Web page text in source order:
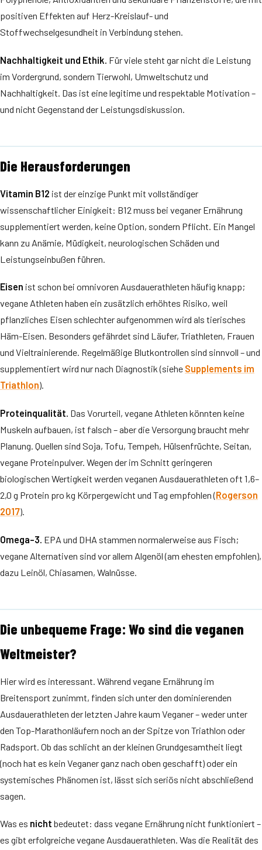
positiven Effekten auf Herz-Kreislauf- und
Stoffwechselgesundheit in Verbindung stehen.
Nachhaltigkeit und Ethik. Für viele steht gar nicht die Leistung
im Vordergrund, sondern Tierwohl, Umweltschutz und
Nachhaltigkeit. Das ist eine legitime und respektable Motivation –
und nicht Gegenstand der Leistungsdiskussion.
Die Herausforderungen
Vitamin B12 ist der einzige Punkt mit vollständiger
wissenschaftlicher Einigkeit: B12 muss bei veganer Ernährung
supplementiert werden, keine Option, sondern Pflicht. Ein Mangel
kann zu Anämie, Müdigkeit, neurologischen Schäden und
Leistungseinbußen führen.
Eisen ist schon bei omnivoren Ausdauerathleten häufig knapp;
vegane Athleten haben ein zusätzlich erhöhtes Risiko, weil
pflanzliches Eisen schlechter aufgenommen wird als tierisches
Häm-Eisen. Besonders gefährdet sind Läufer, Triathleten, Frauen
und Vieltrainierende. Regelmäßige Blutkontrollen sind sinnvoll – und
supplementiert wird nur nach Diagnostik (siehe Supplements im
Triathlon).
Proteinqualität. Das Vorurteil, vegane Athleten könnten keine
Muskeln aufbauen, ist falsch – aber die Versorgung braucht mehr
Planung. Quellen sind Soja, Tofu, Tempeh, Hülsenfrüchte, Seitan,
vegane Proteinpulver. Wegen der im Schnitt geringeren
biologischen Wertigkeit werden veganen Ausdauerathleten oft 1,6–
2,0 g Protein pro kg Körpergewicht und Tag empfohlen (Rogerson
2017).
Omega-3. EPA und DHA stammen normalerweise aus Fisch;
vegane Alternativen sind vor allem Algenöl (am ehesten empfohlen),
dazu Leinöl, Chiasamen, Walnüsse.
Die unbequeme Frage: Wo sind die veganen
Weltmeister?
Hier wird es interessant. Während vegane Ernährung im
Breitensport zunimmt, finden sich unter den dominierenden
Ausdauerathleten der letzten Jahre kaum Veganer – weder unter
den Top-Marathonläufern noch an der Spitze von Triathlon oder
Radsport. Ob das schlicht an der kleinen Grundgesamtheit liegt
(noch hat es kein Veganer ganz nach oben geschafft) oder ein
systemisches Phänomen ist, lässt sich seriös nicht abschließend
sagen.
Was es nicht bedeutet: dass vegane Ernährung nicht funktioniert –
es gibt erfolgreiche vegane Ausdauerathleten. Was die Realität des